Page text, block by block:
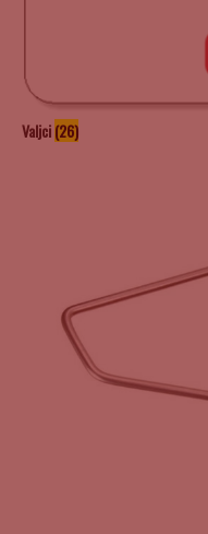
Valjci(26)